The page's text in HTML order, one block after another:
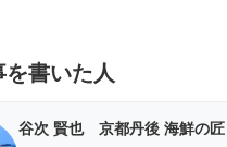
書いた人
谷次 賢也 京都丹後 海鮮の